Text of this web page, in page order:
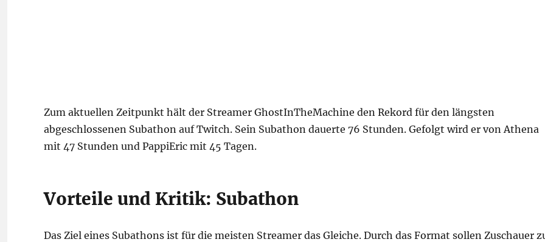
Zum aktuellen Zeitpunkt hält der Streamer GhostInTheMachine den Rekord für den längsten
abgeschlossenen Subathon auf Twitch. Sein Subathon dauerte 76 Stunden. Gefolgt wird er von Athena
mit 47 Stunden und PappiEric mit 45 Tagen.
Vorteile und Kritik: Subathon
Das Ziel eines Subathons ist für die meisten Streamer das Gleiche. Durch das Format sollen Zuschauer